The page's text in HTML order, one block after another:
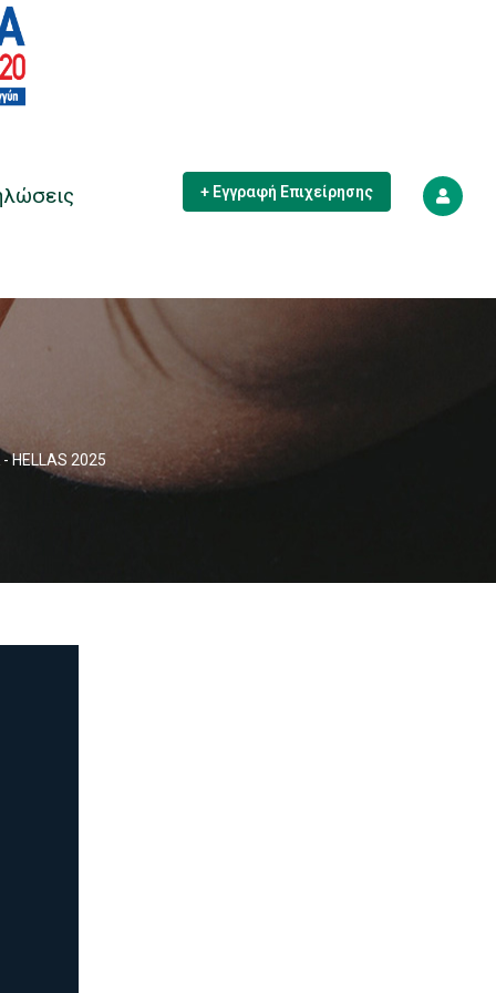
+ Εγγραφή Επιχείρησης
HELLAS 2025